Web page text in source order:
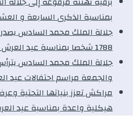
بمناسبة الذكرى السابعة و
جلالة الملك محمد السادس
1788 شخصا بمناسبة عيد العرش المجيد
جلالة الملك محمد السادس
والجمعة مراسم احتفالات عيد
مراكش تعزز بنياتها التحتية
هيكلية واعدة بمناسبة عيد